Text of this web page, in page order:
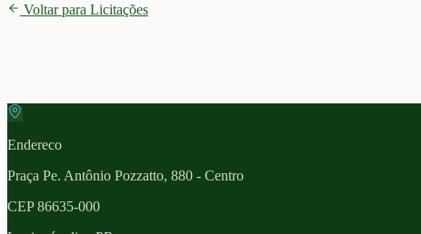
Voltar para Licitações
Endereco
Praça Pe. Antônio Pozzatto, 880 - Centro
CEP86635-000